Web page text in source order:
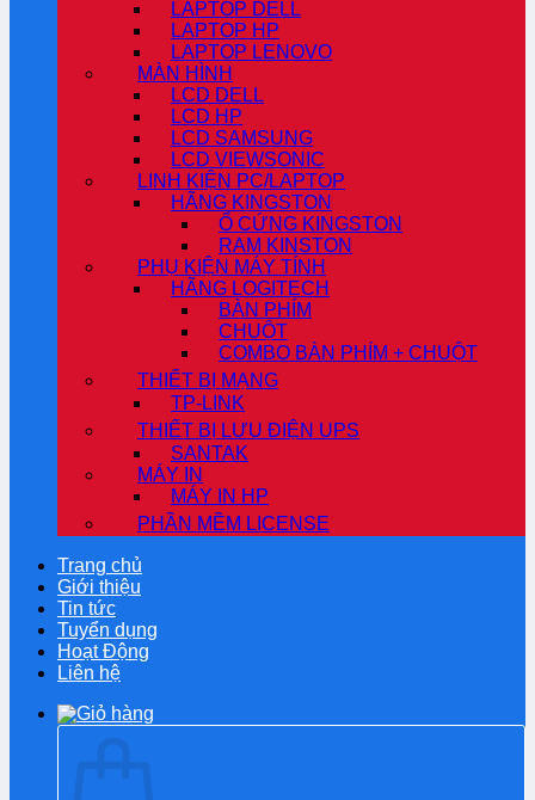
LAPTOP DELL
LAPTOP HP
LAPTOP LENOVO
MÀN HÌNH
LCD DELL
LCD HP
LCD SAMSUNG
LCD VIEWSONIC
LINH KIỆN PC/LAPTOP
HÃNG KINGSTON
Ổ CỨNG KINGSTON
RAM KINSTON
PHỤ KIỆN MÁY TÍNH
HÃNG LOGITECH
BÀN PHÍM
CHUỘT
COMBO BÀN PHÍM + CHUỘT
THIẾT BỊ MẠNG
TP-LINK
THIẾT BỊ LƯU ĐIỆN UPS
SANTAK
MÁY IN
MÁY IN HP
PHẦN MỀM LICENSE
Trang chủ
Giới thiệu
Tin tức
Tuyển dụng
Hoạt Động
Liên hệ